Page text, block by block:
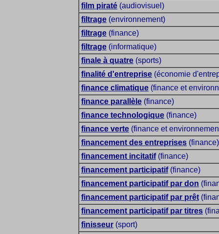
film piraté (audiovisuel)
filtrage (environnement)
filtrage (finance)
filtrage (informatique)
finale à quatre (sports)
finalité d'entreprise (économie
finance climatique (finance et
finance parallèle (finance)
finance technologique (finance)
finance verte (finance et
financement des entreprises (finance)
financement incitatif(finance)
financement participatif(finance)
financement participatif par don
financement participatif par prêt
financement participatif par titres
finisseur (sport)